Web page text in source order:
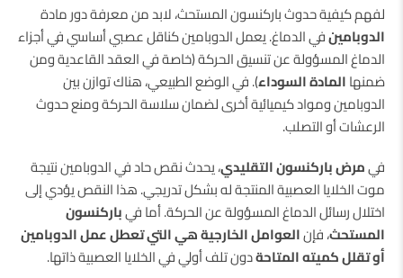
لفهم كيفية حدوث باركنسون المستحث، لابد من معرفة دور مادة
الدوبامينفي الدماغ. يعمل الدوبامين كناقل عصبي أساسي في أجزاء
الدماغ المسؤولة عن تنسيق الحركة (خاصة في العقد القاعدية ومن
ضمنهاالمادة السوداء). في الوضع الطبيعي، هناك توازن بين
الدوبامين ومواد كيميائية أخرى لضمان سلاسة الحركة ومنع حدوث
الرعشات أو التصلب.
فيمرض باركنسون التقليدي، يحدث نقص حاد في الدوبامين نتيجة
موت الخلايا العصبية المنتجة له بشكل تدريجي. هذا النقص يؤدي إلى
اختلال رسائل الدماغ المسؤولة عن الحركة. أما فيباركنسون
المستحث، فإنالعوامل الخارجية هي التي تعطل عمل الدوبامين
أو تقلل كميته المتاحةدون تلف أولي في الخلايا العصبية ذاتها.